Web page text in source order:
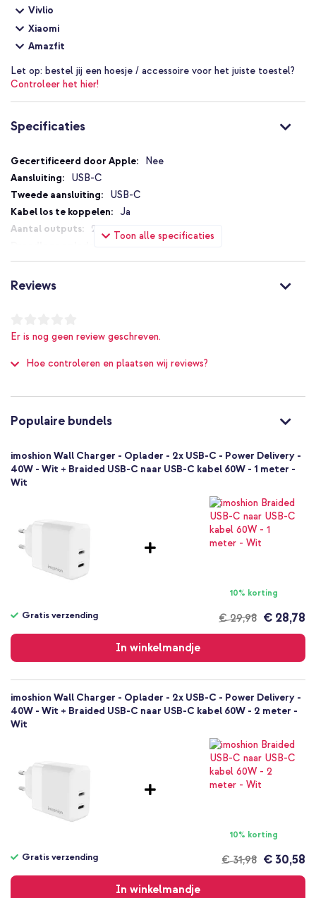
Vivlio
Xiaomi
Amazfit
Let op: bestel jij een hoesje / accessoire voor het juiste toestel?
Controleer het hier!
Specificaties
Toon alle specificaties
Specificaties
Nee
USB-C
USB-C
Ja
2
40 W
8721322346165
SH00093329
Wit
Nee
Draadloze koptelefoon, E-reader,
Powerbank, Smartphone, Tablet, Draadloze oortjes
Reviews
Er is nog geen review geschreven.
Hoe controleren en plaatsen wij reviews?
Populaire bundels
imoshion Wall Charger - Oplader - 2x USB-C - Power Delivery -
40W - Wit + Braided USB-C naar USB-C kabel 60W - 1 meter -
Wit
10% korting
€ 29,98
Gratis verzending € 28,78
In winkelmandje
verzending
imoshion Wall Charger - Oplader - 2x USB-C - Power Delivery -
40W - Wit + Braided USB-C naar USB-C kabel 60W - 2 meter -
Wit
10% korting
€ 31,98
Gratis verzending € 30,58
In winkelmandje
verzending